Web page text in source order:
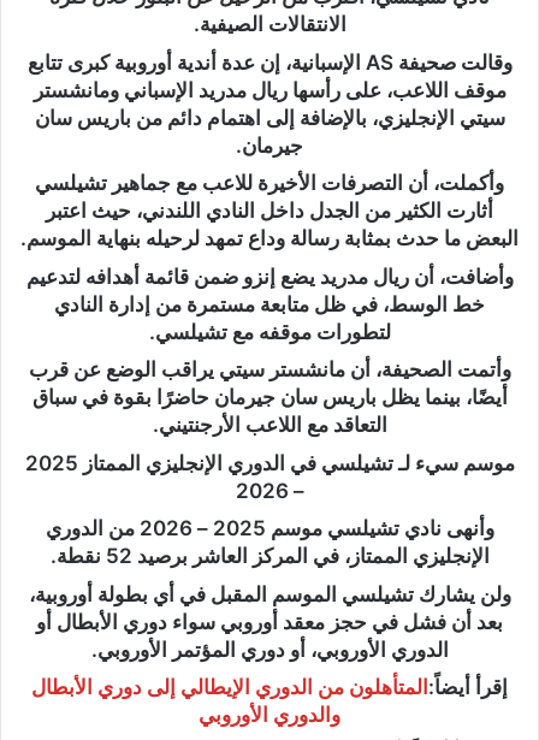
الانتقالات الصيفية.
وقالت صحيفة AS الإسبانية، إن عدة أندية أوروبية كبرى تتابع
موقف اللاعب، على رأسها ريال مدريد الإسباني ومانشستر
سيتي الإنجليزي، بالإضافة إلى اهتمام دائم من باريس سان
جيرمان.
وأكملت، أن التصرفات الأخيرة للاعب مع جماهير تشيلسي
أثارت الكثير من الجدل داخل النادي اللندني، حيث اعتبر
البعض ما حدث بمثابة رسالة وداع تمهد لرحيله بنهاية الموسم.
وأضافت، أن ريال مدريد يضع إنزو ضمن قائمة أهدافه لتدعيم
خط الوسط، في ظل متابعة مستمرة من إدارة النادي
لتطورات موقفه مع تشيلسي.
وأتمت الصحيفة، أن مانشستر سيتي يراقب الوضع عن قرب
أيضًا، بينما يظل باريس سان جيرمان حاضرًا بقوة في سباق
التعاقد مع اللاعب الأرجنتيني.
موسم سيء لـ تشيلسي في الدوري الإنجليزي الممتاز 2025
– 2026
وأنهى نادي تشيلسي موسم 2025 – 2026 من الدوري
الإنجليزي الممتاز، في المركز العاشر برصيد 52 نقطة.
ولن يشارك تشيلسي الموسم المقبل في أي بطولة أوروبية،
بعد أن فشل في حجز معقد أوروبي سواء دوري الأبطال أو
الدوري الأوروبي، أو دوري المؤتمر الأوروبي.
إقرأ أيضاً: المتأهلون من الدوري الإيطالي إلى دوري الأبطال
والدوري الأوروبي